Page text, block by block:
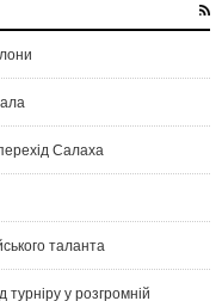
Салаха
таланта
у розгромній